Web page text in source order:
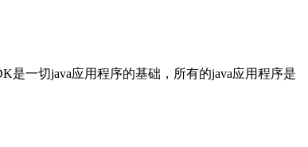
是一切java应用程序的基础，所有的java应用程序是